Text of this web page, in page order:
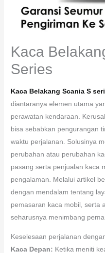
Kaca
Series
Kaca Belakang Scania S
diantaranya elemen utama
perawatan kendaraan.
bisa sebabkan pengurangan
waktu perjalanan. Solusinya
perubahan atau perubahan
pasang serta penjualan kaca
pengalaman. Melalui artikel
dengan mendalam tentang
pemasaran kaca mobil, serta
seharusnya menimbang
Keselesaan perjalanan
Kaca Depan: Ketika meniti